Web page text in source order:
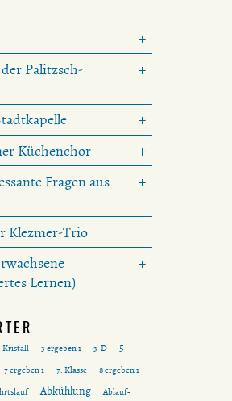
Palitzsch-
Küchenchor
Fragen aus
Klezmer-Trio
Lernen)
Kristall 3 ergeben 1 3-D
5
7 ergeben 1 7. Klasse 8 ergeben 1
Abkühlung
Ablauf-